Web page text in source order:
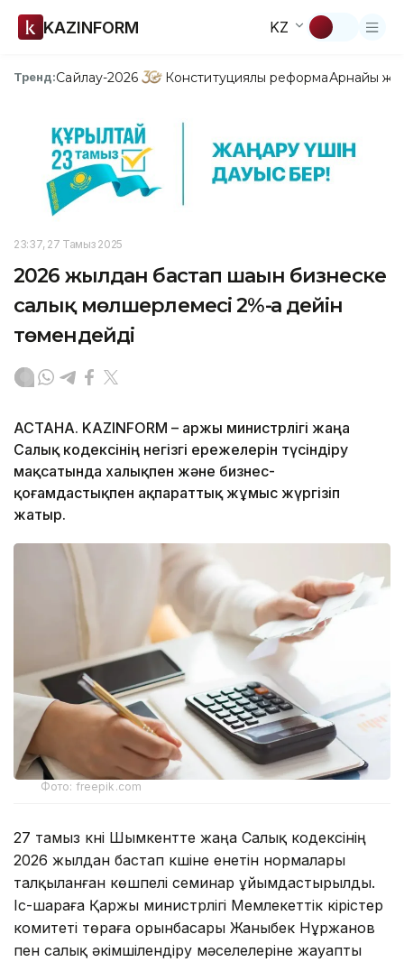
KAZINFORM KZ
Тренд:Сайлау-2026 Конституциялық реформаАрнайы
23:37, 27 Тамыз 2025
2026 жылдан бастап шағын бизнеске
салық мөлшерлемесі 2%-ға дейін
төмендейді
АСТАНА. KAZINFORM – Қаржы министрлігі жаңа
Салық кодексінің негізгі ережелерін түсіндіру
мақсатында халықпен және бизнес-
қоғамдастықпен ақпараттық жұмыс жүргізіп
жатыр.
Фото: freepik.com
27 тамыз күні Шымкентте жаңа Салық кодексінің
2026 жылдан бастап күшіне енетін нормалары
талқыланған көшпелі семинар ұйымдастырылды.
Іс-шараға Қаржы министрлігі Мемлекеттік кірістер
комитеті төраға орынбасары Жаныбек Нұржанов
пен салық әкімшілендіру мәселелеріне жауапты